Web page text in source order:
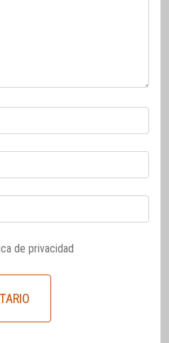
de privacidad